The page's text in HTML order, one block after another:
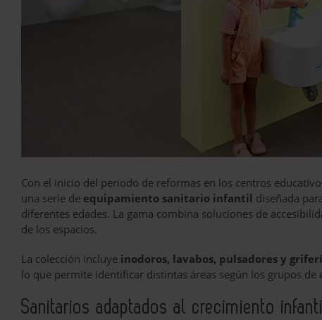
Con el inicio del periodo de reformas en los centros
una serie de equipamiento sanitario infantil diseñada
diferentes edades. La gama combina soluciones de
de los espacios.
La colección incluye inodoros, lavabos, pulsadores y
lo que permite identificar distintas áreas según los grupos
Sanitarios adaptados al crecimiento